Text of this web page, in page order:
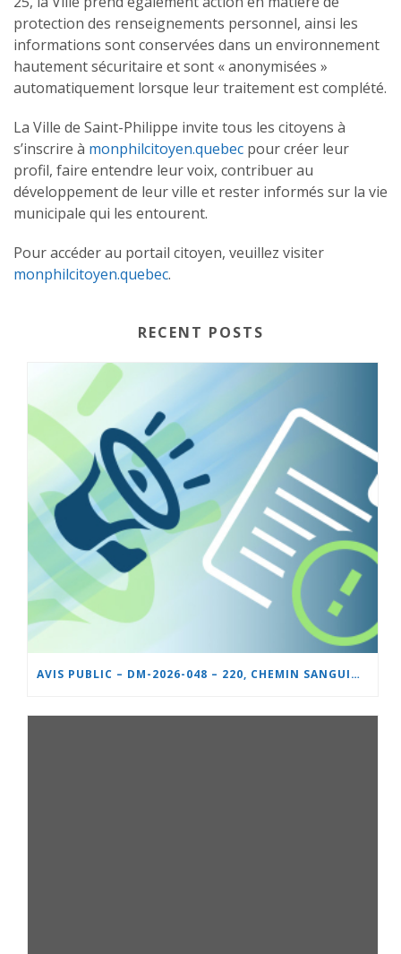
protection des renseignements personnel, ainsi les
informations sont conservées dans un environnement
hautement sécuritaire et sont « anonymisées »
automatiquement lorsque leur traitement est complété.
La Ville de Saint-Philippe invite tous les citoyens à
s’inscrire à monphilcitoyen.quebec pour créer leur
profil, faire entendre leur voix, contribuer au
développement de leur ville et rester informés sur la vie
municipale qui les entourent.
Pour accéder au portail citoyen, veuillez visiter
monphilcitoyen.quebec.
RECENT POSTS
AVIS PUBLIC – DM-2026-048 – 220, CHEMIN SANGUINET – NOUVEL USAGE SUR UN LOT DÉROGATOIRE, AMÉNAGEMENT INTÉRIEUR D’UN IMMEUBLE À USAGE MIXTE, TERRASSE SAISONNIÈRE ET STATIONNEMENT DÉROGATOIRES